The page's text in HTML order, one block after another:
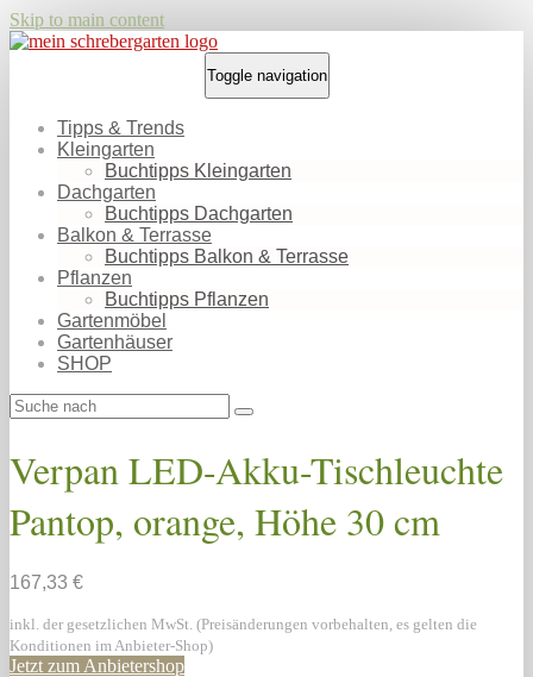
Skip to main content
Toggle navigation
Tipps & Trends
Kleingarten
Buchtipps Kleingarten
Dachgarten
Buchtipps Dachgarten
Balkon & Terrasse
Buchtipps Balkon & Terrasse
Pflanzen
Buchtipps Pflanzen
Gartenmöbel
Gartenhäuser
SHOP
Verpan LED-Akku-Tischleuchte
Pantop, orange, Höhe 30 cm
167,33 €
inkl. der gesetzlichen MwSt. (Preisänderungen vorbehalten, es gelten die
Konditionen im Anbieter-Shop)
Jetzt zum Anbietershop